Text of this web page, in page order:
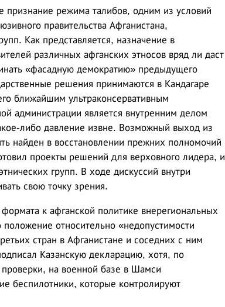
признание режима талибов, одним из условий
правительства Афганистана,
Как представляется, назначение в
различных афганских этносов вряд ли даст
«фасадную демократию» предыдущего
решения принимаются в Кандагаре
ближайшим ультраконсервативным
администрации является внутренним делом
либо давление извне. Возможный выход из
найден в восстановлении прежних полномочий
проекты решений для верховного лидера, и
групп. В ходе дискуссий внутри
свою точку зрения.
к афганской политике внерегиональных
относительно «недопустимости
стран в Афганистане и соседних с ним
Казанскую декларацию, хотя, по
на военной базе в Шамси
беспилотники, которые контролируют